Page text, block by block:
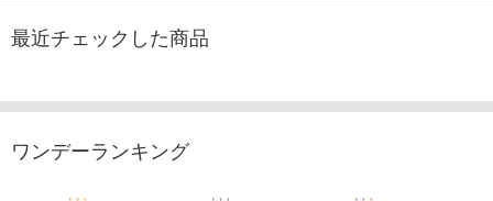
最近チェックした商品
ワンデーランキング